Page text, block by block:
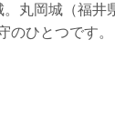
丸岡城（福井
のひとつです。